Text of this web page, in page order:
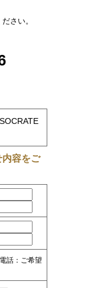
さい。
内容をご
電話 ： ご希望